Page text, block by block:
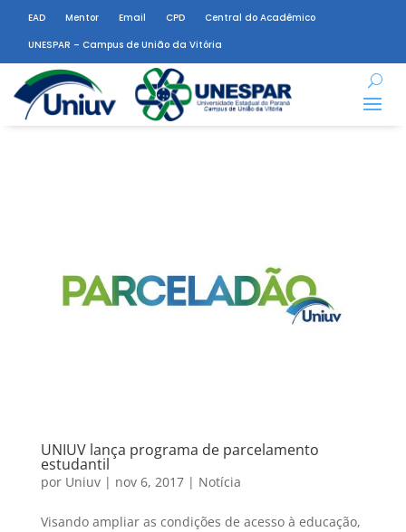
EAD Mentor Email CPD
Central do Acadêmico
UNESPAR – Campus de União da Vitória
UNIUV lança programa de parcelamento
estudantil
por Uniuv| nov 6, 2017| Notícia
Visando ampliar as condições de acesso à educação,